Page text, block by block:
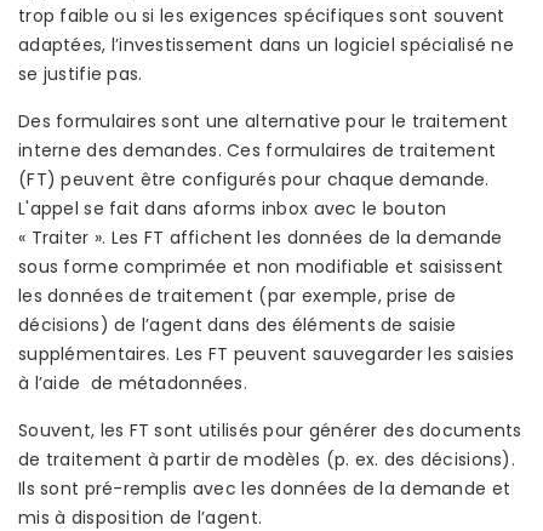
trop faible ou si les exigences spécifiques sont souvent
adaptées, l’investissement dans un logiciel spécialisé ne
se justifie pas.
Des formulaires sont une alternative pour le traitement
interne des demandes. Ces formulaires de traitement
(FT) peuvent être configurés pour chaque demande.
L'appel se fait dans aforms inbox avec le bouton
« Traiter ». Les FT affichent les données de la demande
sous forme comprimée et non modifiable et saisissent
les données de traitement (par exemple, prise de
décisions) de l’agent dans des éléments de saisie
supplémentaires. Les FT peuvent sauvegarder les saisies
à l’aide de métadonnées.
Souvent, les FT sont utilisés pour générer des documents
de traitement à partir de modèles (p. ex. des décisions).
Ils sont pré-remplis avec les données de la demande et
mis à disposition de l’agent.